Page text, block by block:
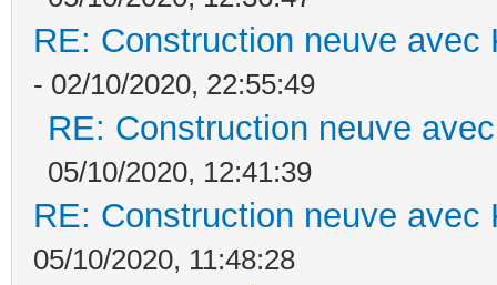
RE: Construction neuve avec
- 02/10/2020, 22:55:49
RE: Construction neuve
05/10/2020, 12:41:39
RE: Construction neuve avec
05/10/2020, 11:48:28